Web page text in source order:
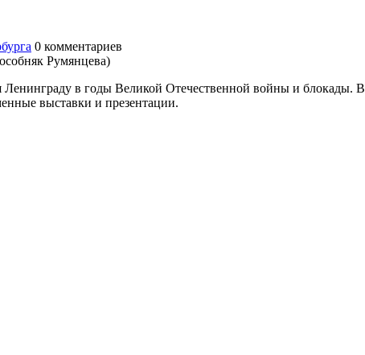
0 комментариев
Румянцева)
в годы Великой Отечественной войны и блокады. В
выставки и презентации.